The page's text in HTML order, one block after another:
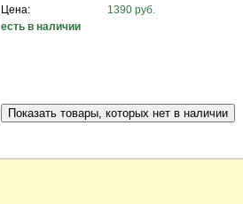
Цена:
1390 руб.
есть в наличии